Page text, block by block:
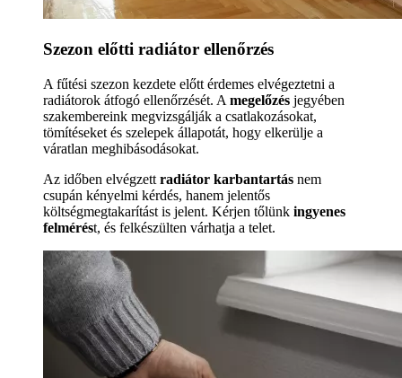
Szezon előtti radiátor ellenőrzés
A fűtési szezon kezdete előtt érdemes elvégeztetni a
radiátorok átfogó ellenőrzését. A megelőzés jegyében
szakembereink megvizsgálják a csatlakozásokat,
tömítéseket és szelepek állapotát, hogy elkerülje a
váratlan meghibásodásokat.
Az időben elvégzett radiátor karbantartás nem
csupán kényelmi kérdés, hanem jelentős
költségmegtakarítást is jelent. Kérjen tőlünk ingyenes
felmérést, és felkészülten várhatja a telet.